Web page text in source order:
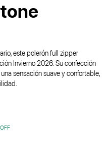
este polerón full zipper
Invierno 2026. Su confección
sensación suave y confortable,